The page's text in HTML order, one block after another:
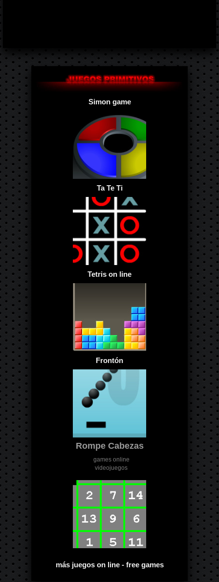
Simon game
Ta Te Ti
Tetris on line
Frontón
Rompe Cabezas
games online
videojuegos
más juegos on line - free games